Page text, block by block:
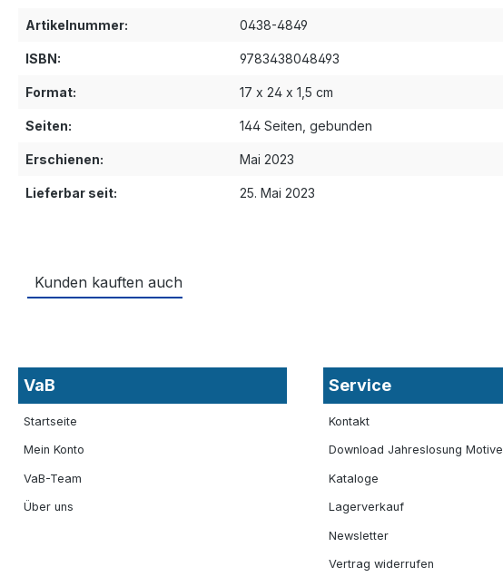
Artikelnummer: 0438-4849
ISBN: 9783438048493
Format: 17 x 24 x 1,5 cm
Seiten: 144 Seiten, gebunden
Erschienen: Mai 2023
Lieferbar seit: 25. Mai 2023
Kunden kauften auch
VaB
Startseite
Mein Konto
VaB-Team
Über uns
Service
Kontakt
Download Jahreslosung Motive
Kataloge
Lagerverkauf
Newsletter
Vertrag widerrufen